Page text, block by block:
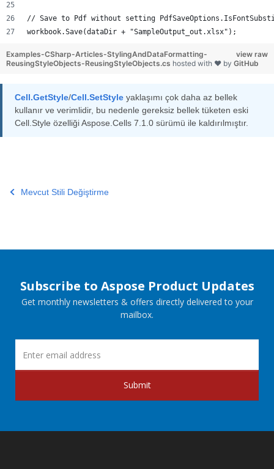
// Save to Pdf without setting
workbook.Save(dataDir + "SampleOutput_out.xlsx");
view raw
Examples-CSharp-Articles-StylingAndDataFormatting-
ReusingStyleObjects-ReusingStyleObjects.cs hosted with ❤ by GitHub
Cell.GetStyle/Cell.SetStyle yaklaşımı çok daha az bellek
kullanır ve verimlidir, bu nedenle gereksiz bellek tüketen eski
Cell.Style özelliği Aspose.Cells 7.1.0 sürümü ile kaldırılmıştır.
Mevcut Stili Değiştirme
Subscribe to Aspose Product Updates
Get monthly newsletters & offers directly delivered to your
mailbox.
Submit